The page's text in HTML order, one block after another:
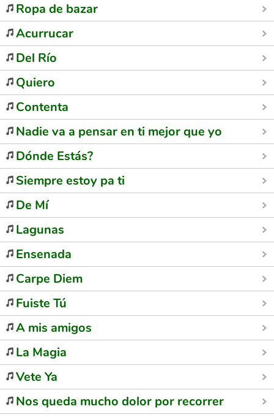
Ropa de bazar
Acurrucar
Del Río
Quiero
Contenta
Nadie va a pensar en ti mejor que yo
Dónde Estás?
Siempre estoy pa ti
De Mí
Lagunas
Ensenada
Carpe Diem
Fuiste Tú
A mis amigos
La Magia
Vete Ya
Nos queda mucho dolor por recorrer